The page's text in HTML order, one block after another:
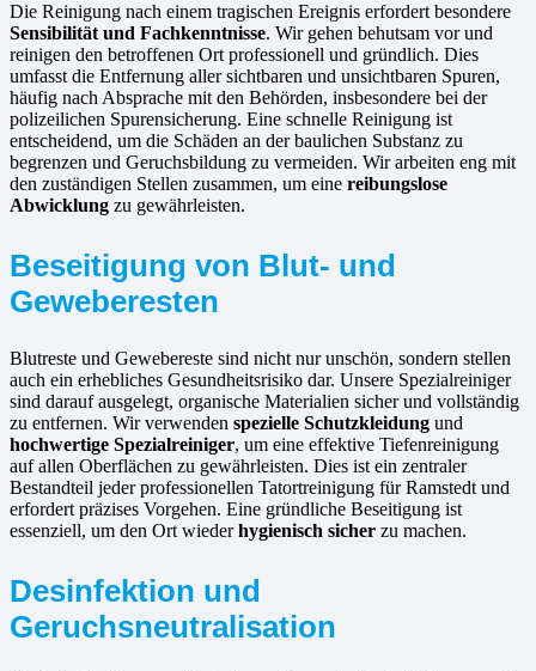
Die Reinigung nach einem tragischen Ereignis erfordert besondere
Sensibilität und Fachkenntnisse. Wir gehen behutsam vor und
reinigen den betroffenen Ort professionell und gründlich. Dies
umfasst die Entfernung aller sichtbaren und unsichtbaren Spuren,
häufig nach Absprache mit den Behörden, insbesondere bei der
polizeilichen Spurensicherung. Eine schnelle Reinigung ist
entscheidend, um die Schäden an der baulichen Substanz zu
begrenzen und Geruchsbildung zu vermeiden. Wir arbeiten eng mit
den zuständigen Stellen zusammen, um eine reibungslose
Abwicklung zu gewährleisten.
Beseitigung von Blut- und
Geweberesten
Blutreste und Gewebereste sind nicht nur unschön, sondern stellen
auch ein erhebliches Gesundheitsrisiko dar. Unsere Spezialreiniger
sind darauf ausgelegt, organische Materialien sicher und vollständig
zu entfernen. Wir verwenden spezielle Schutzkleidung und
hochwertige Spezialreiniger, um eine effektive Tiefenreinigung
auf allen Oberflächen zu gewährleisten. Dies ist ein zentraler
Bestandteil jeder professionellen Tatortreinigung für Ramstedt und
erfordert präzises Vorgehen. Eine gründliche Beseitigung ist
essenziell, um den Ort wiederhygienisch sicher zu machen.
Desinfektion und
Geruchsneutralisation